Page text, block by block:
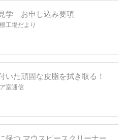
学 お申し込み要項
工場だより
いた頑固な皮脂を拭き取る！
室通信
保つ マウスピースクリーナー